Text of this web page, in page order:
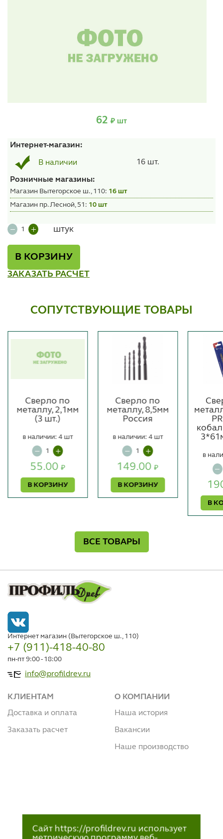
62 ₽ шт
Интернет-магазин:
В наличии 16 шт.
Розничные магазины:
Магазин Вытегорское ш., 110: 16 шт
Магазин пр. Лесной, 51: 10 шт
штук
В КОРЗИНУ
ЗАКАЗАТЬ РАСЧЕТ
СОПУТСТВУЮЩИЕ ТОВАРЫ
Сверло по
металлу, 2,1мм
(3 шт.)
55.00₽
В КОРЗИНУ
в наличии: 4 шт
Сверло по
металлу, 8,5мм
Россия
149.00₽
В КОРЗИНУ
в наличии: 4 шт
В
в
ВСЕ ТОВАРЫ
Интернет магазин (Вытегорское ш., 110)
+7 (911)-418-40-80
пн-пт 9:00 - 18:00
info@profildrev.ru
КЛИЕНТАМ
Доставка и оплата
Заказать расчет
О КОМПАНИИ
Наша история
Вакансии
Наше производство
Сайт https://profildrev.ru использует